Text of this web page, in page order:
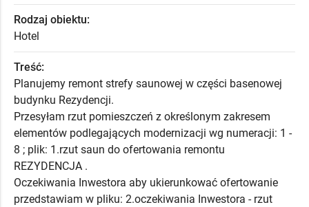
Rodzaj obiektu:
Hotel
Treść:
Planujemy remont strefy saunowej w części basenowej
budynku Rezydencji.
Przesyłam rzut pomieszczeń z określonym zakresem
elementów podlegających modernizacji wg numeracji: 1 -
8 ; plik: 1.rzut saun do ofertowania remontu
REZYDENCJA .
Oczekiwania Inwestora aby ukierunkować ofertowanie
przedstawiam w pliku: 2.oczekiwania Inwestora - rzut